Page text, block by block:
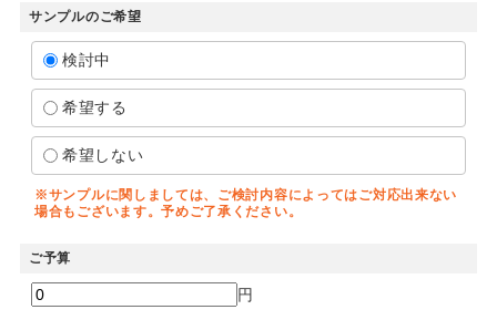
サンプルのご希望
検討中
希望する
希望しない
※サンプルに関しましては、ご検討内容によってはご対応出来ない
場合もございます。予めご了承ください。
ご予算
円